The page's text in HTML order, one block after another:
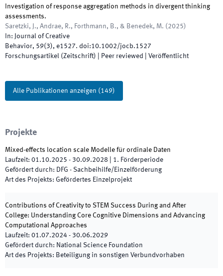
Investigation of response aggregation methods in divergent thinking
assessments.
Saretzki, J., Andrae, R., Forthmann, B., & Benedek, M. ( 2025)
In: Journal of Creative
Behavior, 59(3), e1527. doi:10.1002/jocb.1527
Forschungsartikel (Zeitschrift) | Peer reviewed Veröffentlicht
Alle Publikationen anzeigen (149)
Projekte
Mixed-effects location scale Modelle für ordinale Daten
Laufzeit: 01.10.2025 - 30.09.2028 1. Förderperiode
Gefördert durch: DFG - Sachbeihilfe/Einzelförderung
Art des Projekts: Gefördertes Einzelprojekt
Contributions of Creativity to STEM Success During and After
College: Understanding Core Cognitive Dimensions and Advancing
Computational Approaches
Laufzeit: 01.07.2024 - 30.06.2029
Gefördert durch: National Science Foundation
Art des Projekts: Beteiligung in sonstigen Verbundvorhaben